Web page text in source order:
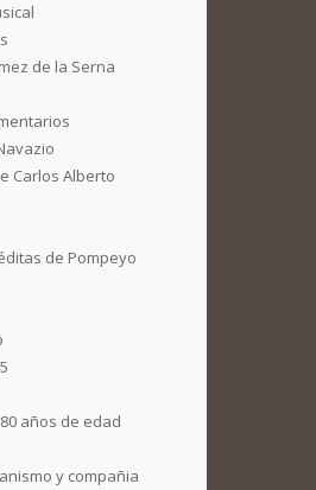
de la Serna
Carlos Alberto
de Pompeyo
años de edad
y compañia